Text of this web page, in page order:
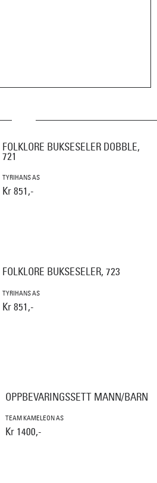
FOLKLORE BUKSESELER DOBBLE,
721
TYRIHANS AS
Kr 851,-
FOLKLORE BUKSESELER, 723
TYRIHANS AS
Kr 851,-
OPPBEVARINGSSETT MANN/BARN
TEAM KAMELEON AS
Kr 1400,-